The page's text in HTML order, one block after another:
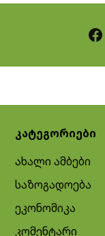
Facebook
კატეგორიები
ახალი ამბები
საზოგადოება
ეკონომიკა
კომენტარი